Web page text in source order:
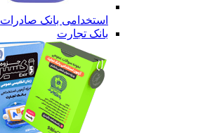
استخدامی بانک صادرات
بانک تجارت